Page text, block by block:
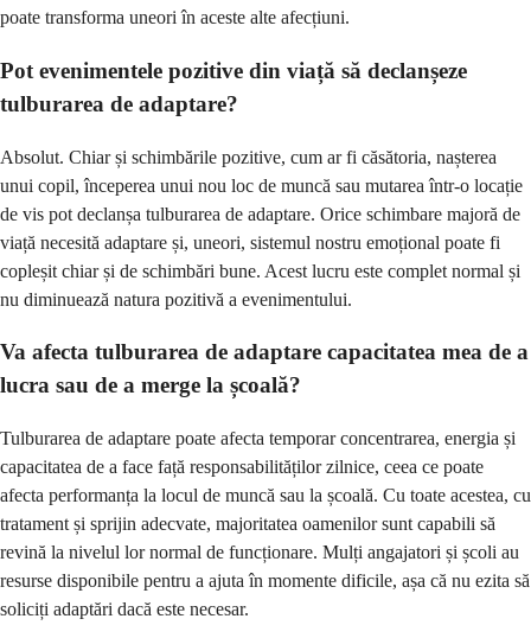
poate transforma uneori în aceste alte afecțiuni.
Pot evenimentele pozitive din viață să declanșeze
tulburarea de adaptare?
Absolut. Chiar și schimbările pozitive, cum ar fi căsătoria, nașterea
unui copil, începerea unui nou loc de muncă sau mutarea într-o locație
de vis pot declanșa tulburarea de adaptare. Orice schimbare majoră de
viață necesită adaptare și, uneori, sistemul nostru emoțional poate fi
copleșit chiar și de schimbări bune. Acest lucru este complet normal și
nu diminuează natura pozitivă a evenimentului.
Va afecta tulburarea de adaptare capacitatea mea de a
lucra sau de a merge la școală?
Tulburarea de adaptare poate afecta temporar concentrarea, energia și
capacitatea de a face față responsabilităților zilnice, ceea ce poate
afecta performanța la locul de muncă sau la școală. Cu toate acestea, cu
tratament și sprijin adecvate, majoritatea oamenilor sunt capabili să
revină la nivelul lor normal de funcționare. Mulți angajatori și școli au
resurse disponibile pentru a ajuta în momente dificile, așa că nu ezita să
soliciți adaptări dacă este necesar.